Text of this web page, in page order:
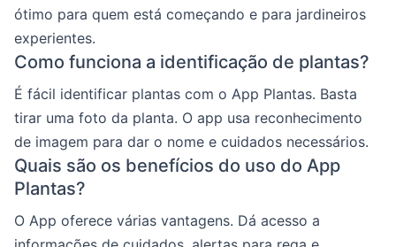
ótimo para quem está começando e para jardineiros
experientes.
Como funciona a identificação de plantas?
É fácil identificar plantas com o App Plantas. Basta
tirar uma foto da planta. O app usa reconhecimento
de imagem para dar o nome e cuidados necessários.
Quais são os benefícios do uso do App
Plantas?
O App oferece várias vantagens. Dá acesso a